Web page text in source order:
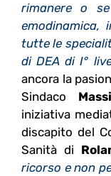
rimanere o
emodinamica,
tutte le
di DEA di I°
ancora la
Sindaco
iniziativa
discapito del
Sanità di
ricorso e non